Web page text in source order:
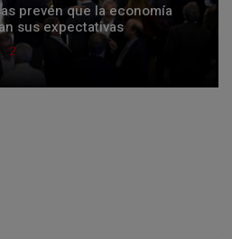
prevén que la economía
sus expectativas
2